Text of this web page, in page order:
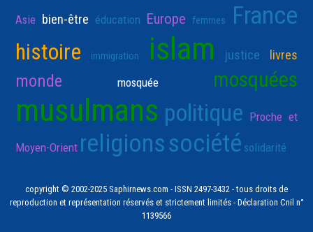
Asie bien-être éducation Europe femmes France
histoire immigration islam justice livres
monde mosquée mosquées
musulmans politique Proche et
Moyen-Orient religionssociété solidarité
copyright © 2002-2025 Saphirnews.com - ISSN 2497-3432 - tous droits de
reproduction et représentation réservés et strictement limités - Déclaration Cnil n°
1139566